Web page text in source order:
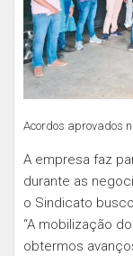
Acordos aprovados
A empresa faz
durante as
o Sindicato
“A mobilização
obtermos